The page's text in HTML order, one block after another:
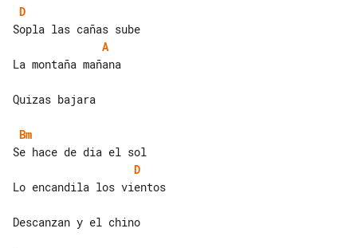
D
A
La montaña mañana
Quizas bajara
Bm
D
Lo encandila los vientos
Descanzan y el chino